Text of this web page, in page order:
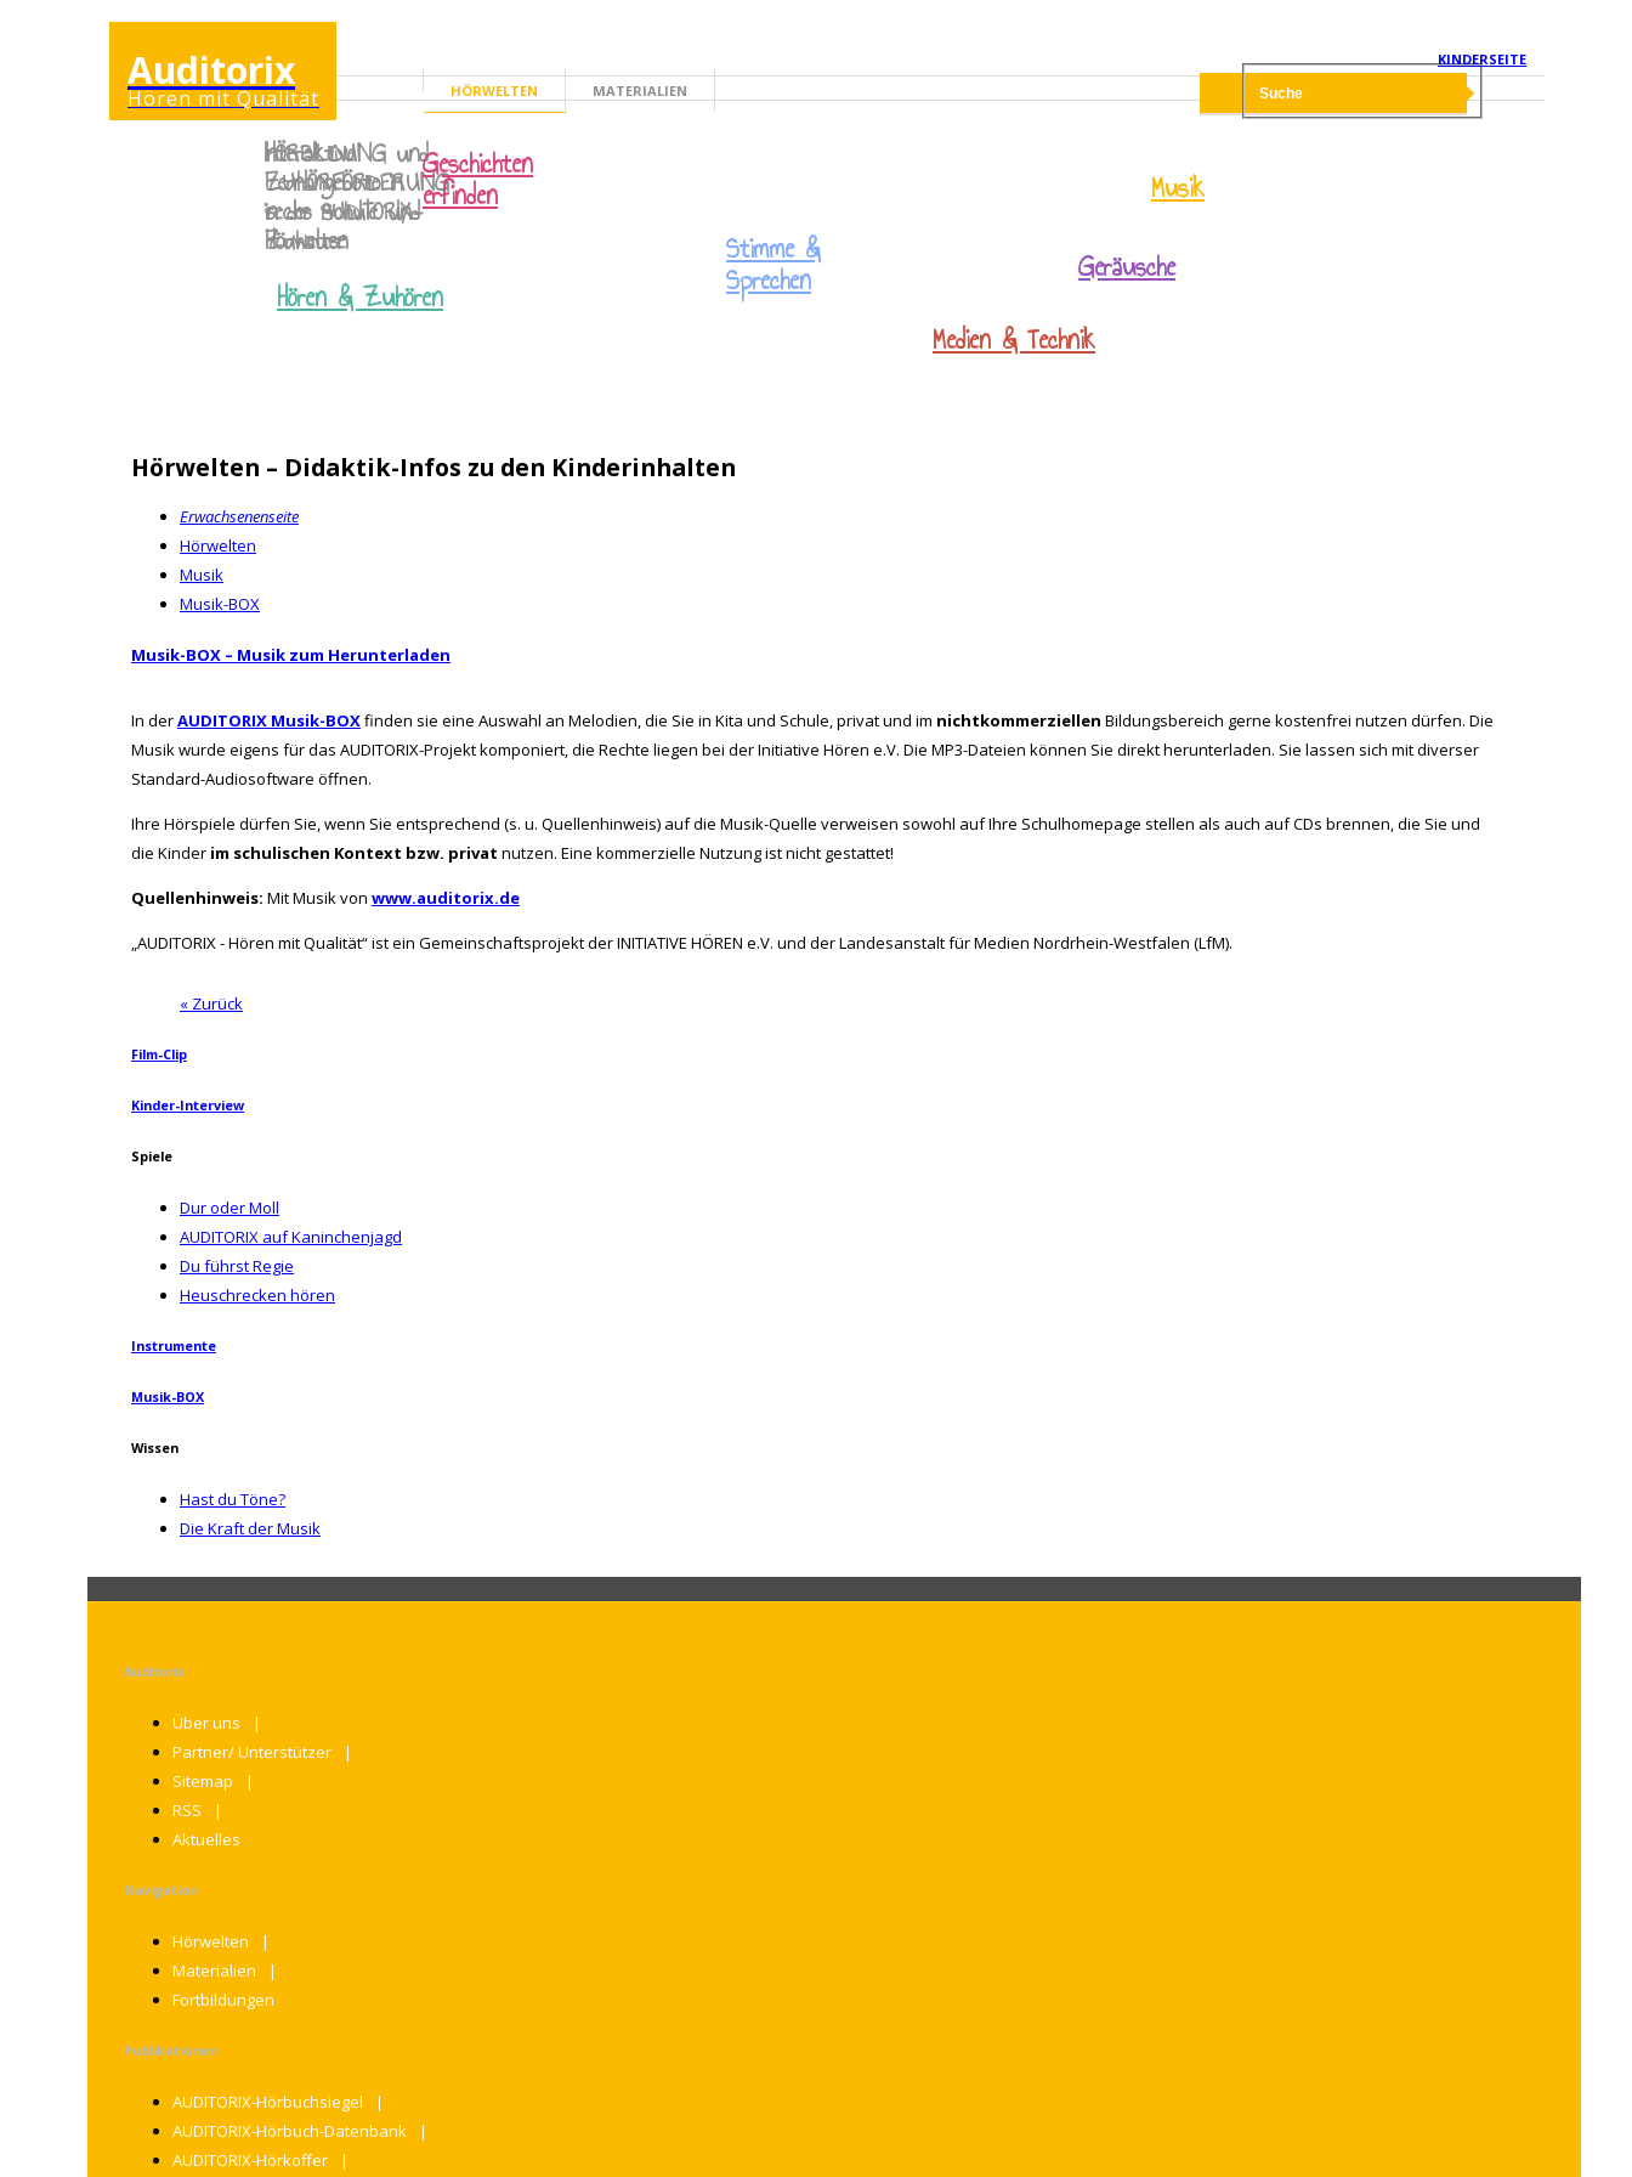
KINDERSEITE
Auditorix
Hören mit Qualität ERWACHSENENSEITE
HÖRWELTEN MATERIALIEN
Hören & Zuhören
Geschichten
erfinden
Stimme &
Sprechen
Medien & Technik
Musik
Geräusche
Interaktive
Lernangebote in
sechs AUDITORIX-
Hörwelten
HÖRBILDUNG und
ZUHÖRFÖRDERUNG
in der Schule und
Zuhause
Hörwelten – Didaktik-Infos zu den Kinderinhalten
Erwachsenenseite
Hörwelten
Musik
Musik-BOX
Musik-BOX – Musik zum Herunterladen
In derAUDITORIX Musik-BOXfinden sie eine Auswahl an Melodien, die Sie in Kita und Schule, privat und im nichtkommerziellen Bildungsbereich gerne kostenfrei nutzen dürfen. Die
Musik wurde eigens für das AUDITORIX-Projekt komponiert, die Rechte liegen bei der Initiative Hören e.V. Die MP3-Dateien können Sie direkt herunterladen. Sie lassen sich mit diverser
Standard-Audiosoftware öffnen.
Ihre Hörspiele dürfen Sie, wenn Sie entsprechend (s. u. Quellenhinweis) auf die Musik-Quelle verweisen sowohl auf Ihre Schulhomepage stellen als auch auf CDs brennen, die Sie und
die Kinder im schulischen Kontext bzw. privat nutzen. Eine kommerzielle Nutzung ist nicht gestattet!
Quellenhinweis: Mit Musik von www.auditorix.de
„AUDITORIX - Hören mit Qualität“ ist ein Gemeinschaftsprojekt der INITIATIVE HÖREN e.V. und der Landesanstalt für Medien Nordrhein-Westfalen (LfM).
« Zurück
Film-Clip
Kinder-Interview
Spiele
Dur oder Moll
AUDITORIX auf Kaninchenjagd
Du führst Regie
Heuschrecken hören
Instrumente
Musik-BOX
Wissen
Hast du Töne?
Die Kraft der Musik
Auditorix
Über uns
Partner/ Unterstützer
Sitemap
RSS
Aktuelles
Navigation
Hörwelten
Materialien
Fortbildungen
Publikationen
AUDITORIX-Hörbuchsiegel
AUDITORIX-Hörbuch-Datenbank
AUDITORIX-Hörkoffer